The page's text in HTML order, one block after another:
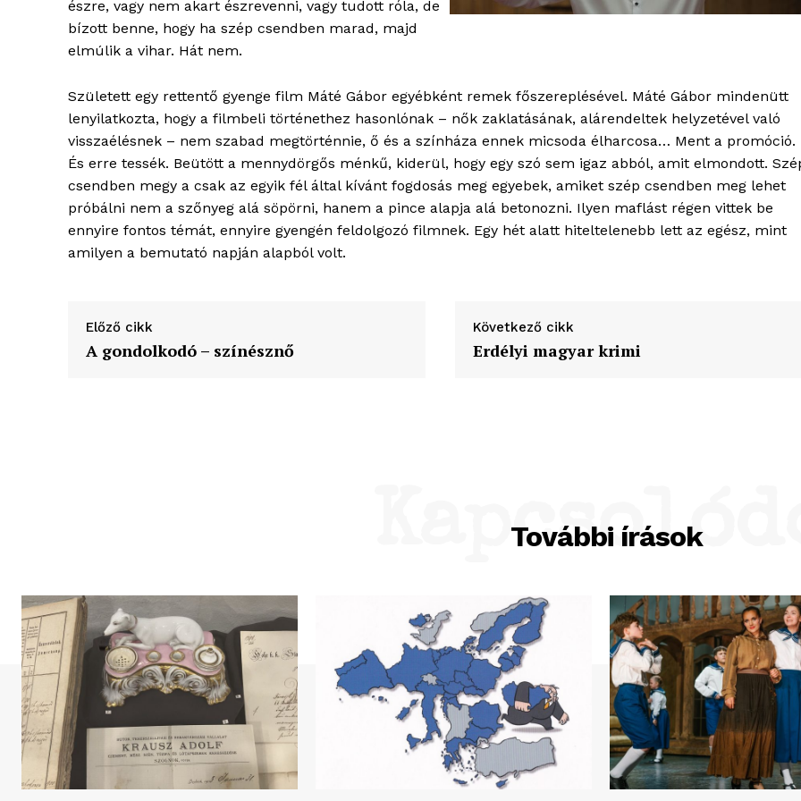
észre, vagy nem akart észrevenni, vagy tudott róla, de
bízott benne, hogy ha szép csendben marad, majd
elmúlik a vihar. Hát nem.
Született egy rettentő gyenge film Máté Gábor egyébként remek főszereplésével. Máté Gábor mindenütt
lenyilatkozta, hogy a filmbeli történethez hasonlónak – nők zaklatásának, alárendeltek helyzetével való
visszaélésnek – nem szabad megtörténnie, ő és a színháza ennek micsoda élharcosa… Ment a promóció.
És erre tessék. Beütött a mennydörgős ménkű, kiderül, hogy egy szó sem igaz abból, amit elmondott.
csendben megy a csak az egyik fél által kívánt fogdosás meg egyebek, amiket szép csendben meg lehet
próbálni nem a szőnyeg alá söpörni, hanem a pince alapja alá betonozni. Ilyen maflást régen vittek be
ennyire fontos témát, ennyire gyengén feldolgozó filmnek. Egy hét alatt hiteltelenebb lett az egész, mint
amilyen a bemutató napján alapból volt.
Előző cikk
A gondolkodó – színésznő
Következő cikk
Erdélyi magyar krimi
További írások